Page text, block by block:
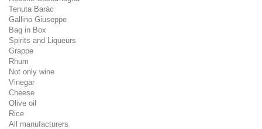
Tenuta Baràc
Gallino Giuseppe
Bag in Box
Spirits and Liqueurs
Grappe
Rhum
Not only wine
Vinegar
Cheese
Olive oil
Rice
All manufacturers